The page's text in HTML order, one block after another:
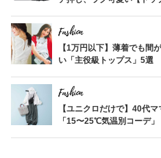
Fashion
【1万円以下】薄着でも間
い「主役級トップス」5選
Fashion
【ユニクロだけで】40代
「15〜25℃気温別コーデ」